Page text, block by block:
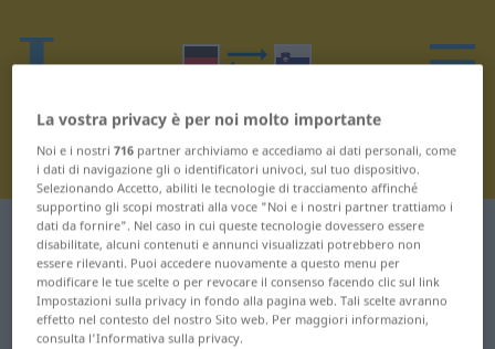
Dizionario Tedesco-Sloveno X 1
Parole in tedesco che iniziano
con X – x-Beine ... x-beliebig
La vostra privacy è per noi molto importante
Noi e i nostri716 partner archiviamo e accediamo ai dati personali, come
i dati di navigazione gli o identificatori univoci, sul tuo dispositivo.
Selezionando Accetto, abiliti le tecnologie di tracciamento affinché
supportino gli scopi mostrati alla voce "Noi e i nostri partner trattiamo i
dati da fornire". Nel caso in cui queste tecnologie dovessero essere
disabilitate, alcuni contenuti e annunci visualizzati potrebbero non
essere rilevanti. Puoi accedere nuovamente a questo menu per
modificare le tue scelte o per revocare il consenso facendo clic sul link
Impostazioni sulla privacy in fondo alla pagina web. Tali scelte avranno
effetto nel contesto del nostro Sito web. Per maggiori informazioni,
consulta l'Informativa sulla privacy.